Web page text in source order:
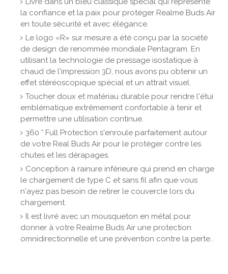
la confiance et la paix pour protéger Realme Buds Air
en toute sécurité et avec élégance.
Le logo «R» sur mesure a été conçu par la société
de design de renommée mondiale Pentagram. En
utilisant la technologie de pressage isostatique à
chaud de l'impression 3D, nous avons pu obtenir un
effet stéréoscopique spécial et un attrait visuel.
Toucher doux et matériau durable pour rendre l'étui
emblématique extrêmement confortable à tenir et
permettre une utilisation continue.
360 ° Full Protection s'enroule parfaitement autour
de votre Real Buds Air pour le protéger contre les
chutes et les dérapages.
Conception à rainure inférieure qui prend en charge
le chargement de type C et sans fil afin que vous
n'ayez pas besoin de retirer le couvercle lors du
chargement.
Il est livré avec un mousqueton en métal pour
donner à votre Realme Buds Air une protection
omnidirectionnelle et une prévention contre la perte..